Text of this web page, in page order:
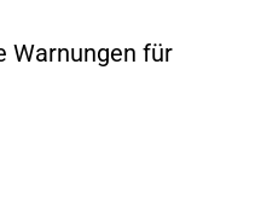
Warnungen für